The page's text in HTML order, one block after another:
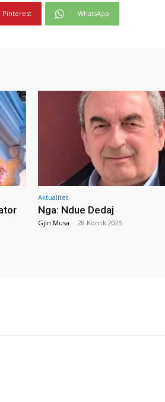
Pinterest WhatsApp
Aktualitet
Nga: Ndue Dedaj
Gjin Musa - 28 Korrik 2025